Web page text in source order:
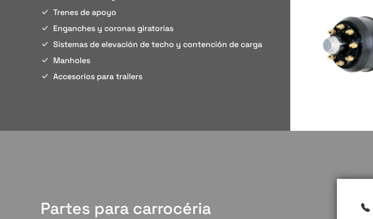
Trenes de apoyo
Enganches y coronas giratorias
Sistemas de elevación de techo y contención de carga
Manholes
Accesorios para trailers
Partes para carrocéria